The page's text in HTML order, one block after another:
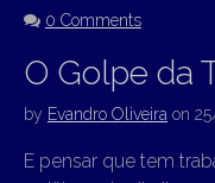
0 Comments
O Golpe da
by Evandro Oliveira on
E pensar que tem